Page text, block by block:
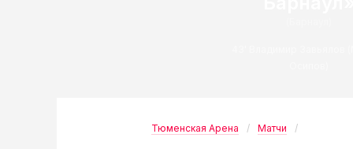
Тюменская Арена Матчи